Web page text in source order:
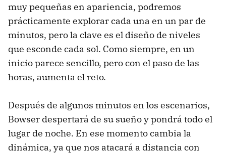
muy pequeñas en apariencia, podremos
prácticamente explorar cada una en un par de
minutos, pero la clave es el diseño de niveles
que esconde cada sol. Como siempre, en un
inicio parece sencillo, pero con el paso de las
horas, aumenta el reto.
Después de algunos minutos en los escenarios,
Bowser despertará de su sueño y pondrá todo el
lugar de noche. En ese momento cambia la
dinámica, ya que nos atacará a distancia con